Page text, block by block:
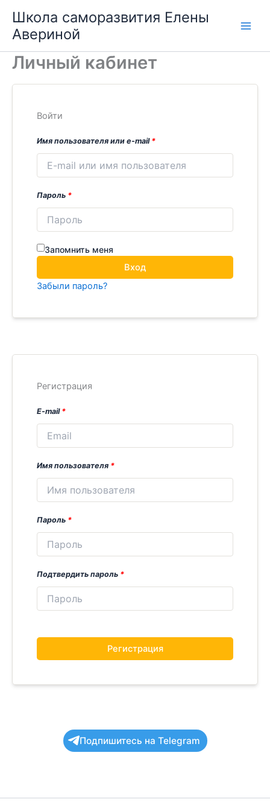
содержимому
Школа саморазвития Елены
Авериной
Личный кабинет
Войти
Имя пользователя или e-mail *
Пароль *
Запомнить меня
Вход
Забыли пароль?
Регистрация
E-mail *
Имя пользователя *
Пароль *
Подтвердить пароль *
Регистрация
Подпишитесь на Telegram